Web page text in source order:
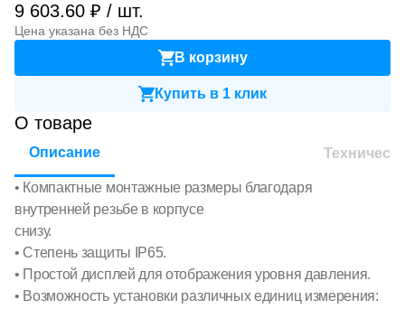
9 603.60 ₽ / шт.
Цена указана без НДС
В корзину
Купить в 1 клик
О товаре
Описание
• Компактные монтажные размеры благодаря
внутренней резьбе в корпусе
снизу.
• Степень защиты IP65.
• Простой дисплей для отображения уровня давления.
• Возможность установки различных единиц измерения: